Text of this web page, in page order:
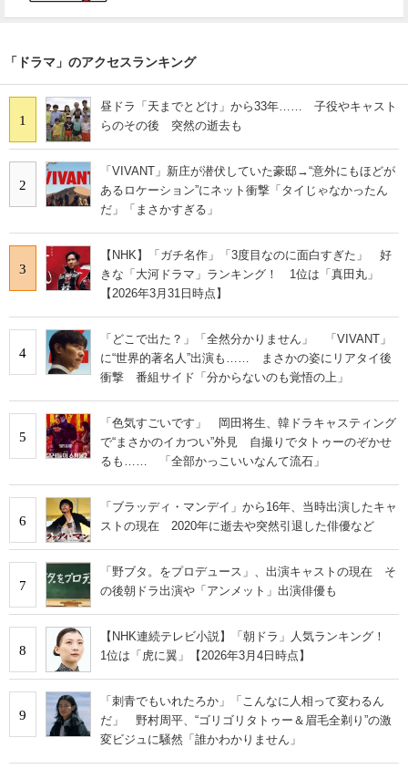
「ドラマ」のアクセスランキング
1
昼ドラ「天までとどけ」から33年…… 子役やキャスト
らのその後 突然の逝去も
2
「VIVANT」新庄が潜伏していた豪邸→“意外にもほどが
あるロケーション”にネット衝撃「タイじゃなかったん
だ」「まさかすぎる」
3
【NHK】「ガチ名作」「3度目なのに面白すぎた」 好
きな「大河ドラマ」ランキング！ 1位は「真田丸」
【2026年3月31日時点】
4
「どこで出た？」「全然分かりません」 「VIVANT」
に“世界的著名人”出演も…… まさかの姿にリアタイ後
衝撃 番組サイド「分からないのも覚悟の上」
5
「色気すごいです」 岡田将生、韓ドラキャスティング
で“まさかのイカつい”外見 自撮りでタトゥーのぞかせ
るも…… 「全部かっこいいなんて流石」
6
「ブラッディ・マンデイ」から16年、当時出演したキャ
ストの現在 2020年に逝去や突然引退した俳優など
7
「野ブタ。をプロデュース」、出演キャストの現在 そ
の後朝ドラ出演や「アンメット」出演俳優も
8
【NHK連続テレビ小説】「朝ドラ」人気ランキング！
1位は「虎に翼」【2026年3月4日時点】
9
「刺青でもいれたろか」「こんなに人相って変わるん
だ」 野村周平、“ゴリゴリタトゥー＆眉毛全剃り”の激
変ビジュに騒然「誰かわかりません」